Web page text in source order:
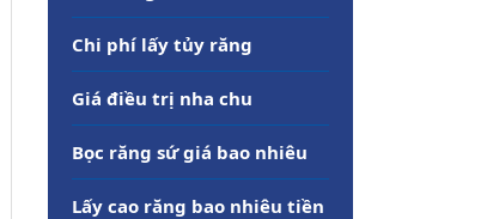
Chi phí lấy tủy răng
Giá điều trị nha chu
Bọc răng sứ giá bao nhiêu
Lấy cao răng bao nhiêu tiền